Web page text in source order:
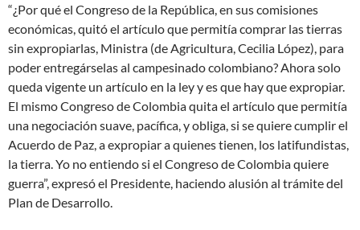
“¿Por qué el Congreso de la República, en sus comisiones
económicas, quitó el artículo que permitía comprar las tierras
sin expropiarlas, Ministra (de Agricultura, Cecilia López), para
poder entregárselas al campesinado colombiano? Ahora solo
queda vigente un artículo en la ley y es que hay que expropiar.
El mismo Congreso de Colombia quita el artículo que permitía
una negociación suave, pacífica, y obliga, si se quiere cumplir el
Acuerdo de Paz, a expropiar a quienes tienen, los latifundistas,
la tierra. Yo no entiendo si el Congreso de Colombia quiere
guerra”, expresó el Presidente, haciendo alusión al trámite del
Plan de Desarrollo.